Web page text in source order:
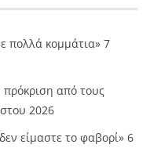
πολλά κομμάτια» 7
πρόκριση από τους
2026
είμαστε το φαβορί» 6